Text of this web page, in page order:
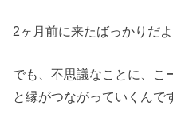
2ヶ月前に来たばっかりだよ
でも、不思議なことに、こ
と縁がつながっていくんで